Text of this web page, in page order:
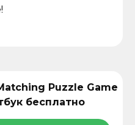
Puzzle Game
бесплатно